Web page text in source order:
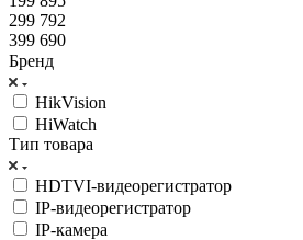
299 792
399 690
Бренд
HikVision
HiWatch
Тип товара
HDTVI-видеорегистратор
IP-видеорегистратор
IP-камера